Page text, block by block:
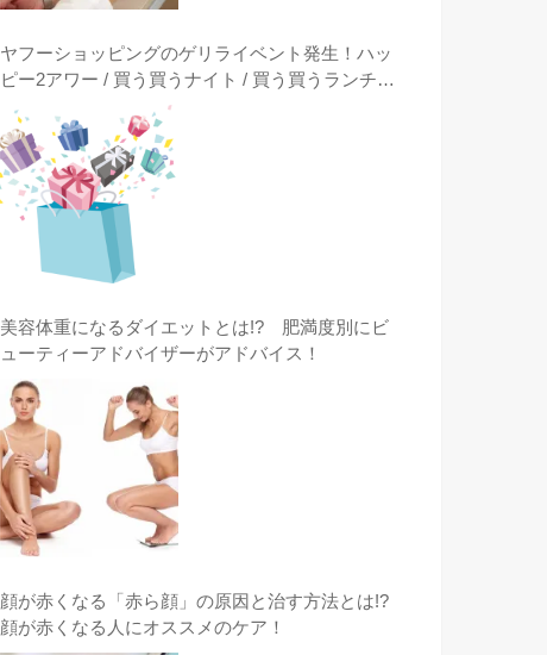
ヤフーショッピングのゲリライベント発生！ハッ
ピー2アワー / 買う買うナイト / 買う買うランチタ
イム / クーポンは突然に出現時に激安購入する方
法
美容体重になるダイエットとは!? 肥満度別にビ
ューティーアドバイザーがアドバイス！
顔が赤くなる「赤ら顔」の原因と治す方法とは!?
顔が赤くなる人にオススメのケア！